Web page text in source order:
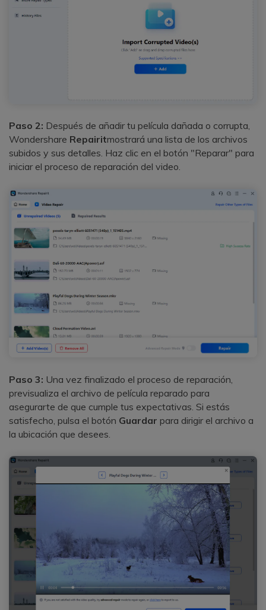
Paso 2: Después de añadir tu película dañada o corrupta,
Wondershare Repairitmostrará una lista de los archivos
subidos y sus detalles. Haz clic en el botón "Reparar" para
iniciar el proceso de reparación del video.
Paso 3: Una vez finalizado el proceso de reparación,
previsualiza el archivo de película reparado para
asegurarte de que cumple tus expectativas. Si estás
satisfecho, pulsa el botón Guardar para dirigir el archivo a
la ubicación que desees.